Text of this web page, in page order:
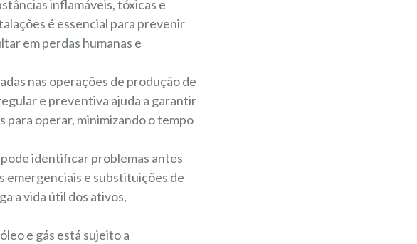
inflamáveis, tóxicas e
é essencial para prevenir
em perdas humanas e
nas operações de produção de
e preventiva ajuda a garantir
para operar, minimizando o tempo
identificar problemas antes
emergenciais e substituições de
a vida útil dos ativos,
e gás está sujeito a